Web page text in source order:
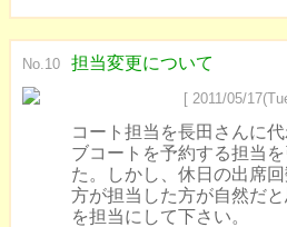
No.10 担当変更について
[ 2011/05/
コート担当を長田さんに
ブコートを予約する担当
た。しかし、休日の出席
方が担当した方が自然だ
を担当にして下さい。